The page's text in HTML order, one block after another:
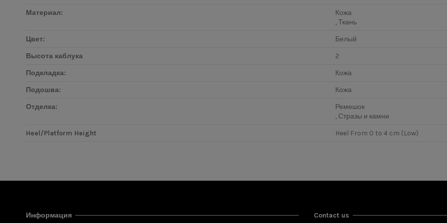
Материал:
Кожа
, Ткань
Цвет:
Белый
Высота каблука
2
Подкладка:
Кожа
Подошва:
Кожа
Отделка:
Ремешок
, Стразы и камни
Heel/Platform Height
Heel From 0 to 4 cm (Low)
Информация Contact us